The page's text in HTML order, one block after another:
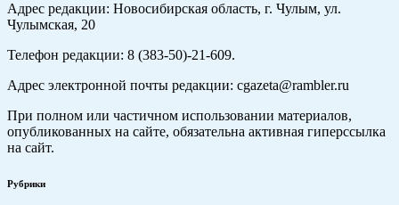
Адрес редакции: Новосибирская область, г. Чулым, ул.
Чулымская, 20
Телефон редакции: 8 (383-50)-21-609.
Адрес электронной почты редакции: cgazeta@rambler.ru
При полном или частичном использовании материалов,
опубликованных на сайте, обязательна активная гиперссылка
на сайт.
Рубрики